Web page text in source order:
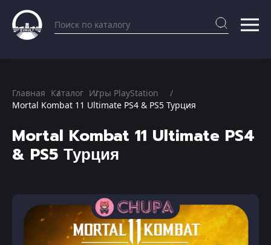
Главная Каталог Игры PlayStation
Mortal Kombat 11 Ultimate PS4 & PS5 Турция
Mortal Kombat 11 Ultimate PS4
& PS5 Турция